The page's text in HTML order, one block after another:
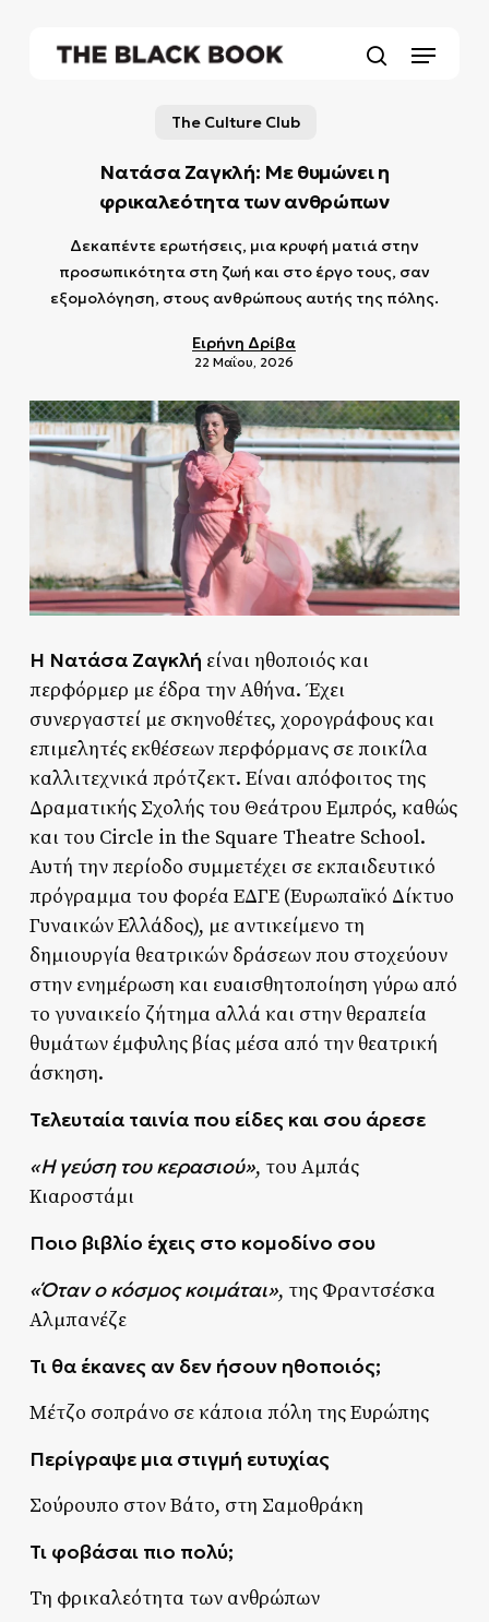
Menu
The Culture Club
Νατάσα Ζαγκλή: Με θυμώνει η
φρικαλεότητα των ανθρώπων
Δεκαπέντε ερωτήσεις, μια κρυφή ματιά στην
προσωπικότητα στη ζωή και στο έργο τους, σαν
εξομολόγηση, στους ανθρώπους αυτής της πόλης.
Ειρήνη Δρίβα
22 Μαΐου, 2026
Η Νατάσα Ζαγκλή είναι ηθοποιός και
περφόρμερ με έδρα την Αθήνα. Έχει
συνεργαστεί με σκηνοθέτες, χορογράφους και
επιμελητές εκθέσεων περφόρμανς σε ποικίλα
καλλιτεχνικά πρότζεκτ. Είναι απόφοιτος της
Δραματικής Σχολής του Θεάτρου Εμπρός, καθώς
και του Circle in the Square Theatre School.
Αυτή την περίοδο συμμετέχει σε εκπαιδευτικό
πρόγραμμα του φορέα ΕΔΓΕ (Ευρωπαϊκό Δίκτυο
Γυναικών Ελλάδος), με αντικείμενο τη
δημιουργία θεατρικών δράσεων που στοχεύουν
στην ενημέρωση και ευαισθητοποίηση γύρω από
το γυναικείο ζήτημα αλλά και στην θεραπεία
θυμάτων έμφυλης βίας μέσα από την θεατρική
άσκηση.
Τελευταία ταινία που είδες και σου άρεσε
«Η γεύση του κερασιού», του Αμπάς
Κιαροστάμι
Ποιο βιβλίο έχεις στο κομοδίνο σου
«Όταν ο κόσμος κοιμάται», της Φραντσέσκα
Αλμπανέζε
Τι θα έκανες αν δεν ήσουν ηθοποιός;
Μέτζο σοπράνο σε κάποια πόλη της Ευρώπης
Περίγραψε μια στιγμή ευτυχίας
Σούρουπο στον Βάτο, στη Σαμοθράκη
Τι φοβάσαι πιο πολύ;
Τη φρικαλεότητα των ανθρώπων